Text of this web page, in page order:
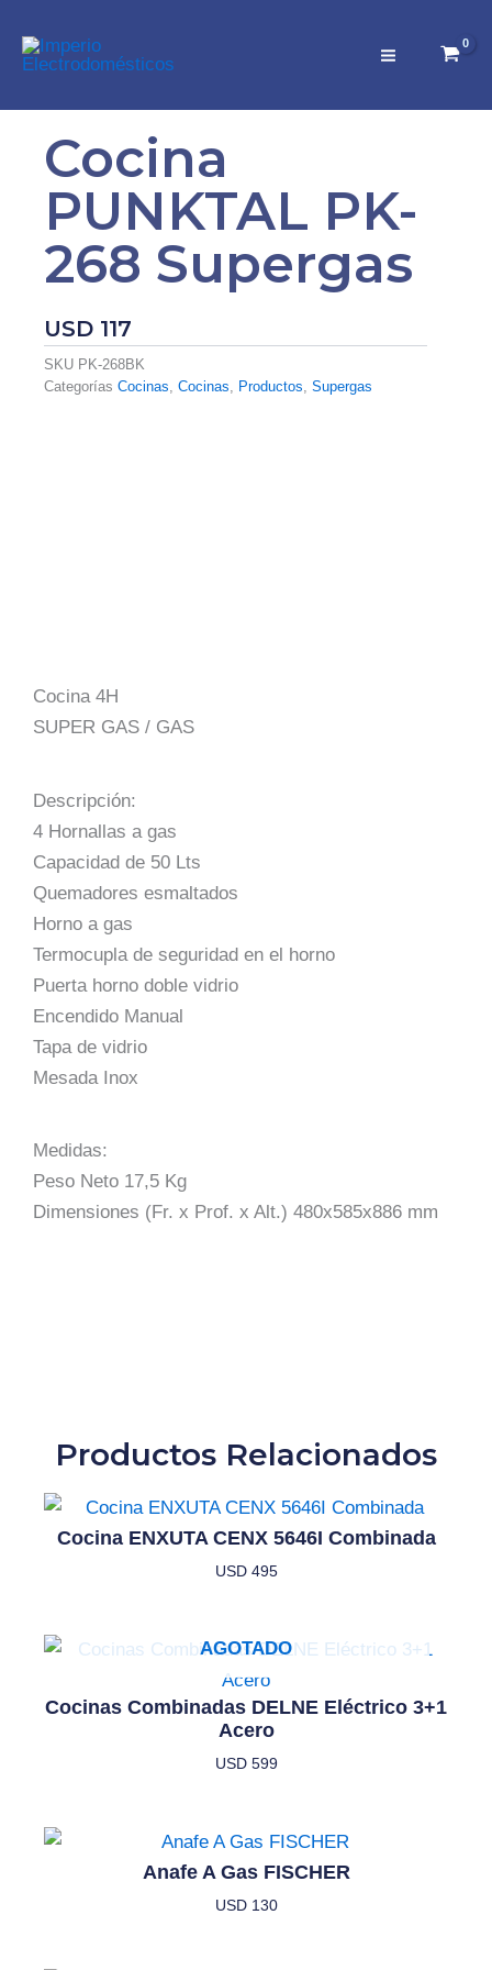
contenido
Cocina
PUNKTAL PK-
268 Supergas
USD 117
SKU PK-268BK
Categorías Cocinas ,Cocinas Productos ,Supergas
Cocina 4H
SUPER GAS / GAS
Descripción:
4 Hornallas a gas
Capacidad de 50 Lts
Quemadores esmaltados
Horno a gas
Termocupla de seguridad en el horno
Puerta horno doble vidrio
Encendido Manual
Tapa de vidrio
Mesada Inox
Medidas:
Peso Neto 17,5 Kg
Dimensiones (Fr. x Prof. x Alt.) 480x585x886 mm
Productos Relacionados
Cocina ENXUTA CENX 5646I Combinada
USD495
AGOTADO
Cocinas Combinadas DELNE Eléctrico 3+1
Acero
USD599
Anafe A Gas FISCHER
USD130